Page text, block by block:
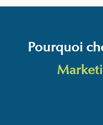
Pourquoi